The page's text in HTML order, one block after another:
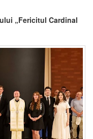
„Fericitul Cardinal